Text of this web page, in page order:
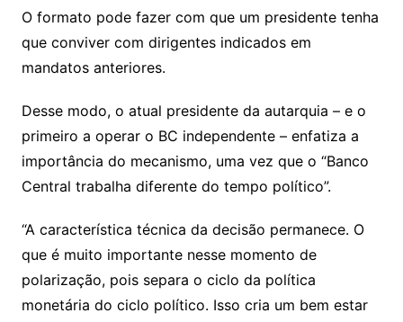
O formato pode fazer com que um presidente tenha
que conviver com dirigentes indicados em
mandatos anteriores.
Desse modo, o atual presidente da autarquia – e o
primeiro a operar o BC independente – enfatiza a
importância do mecanismo, uma vez que o “Banco
Central trabalha diferente do tempo político”.
“A característica técnica da decisão permanece. O
que é muito importante nesse momento de
polarização, pois separa o ciclo da política
monetária do ciclo político. Isso cria um bem estar